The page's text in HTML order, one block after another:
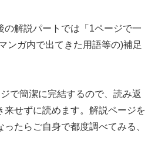
の解説パートでは「1ページで一
ンガ内で出てきた用語等の)補足
で簡潔に完結するので、読み返
来せずに読めます。解説ページを
たらご自身で都度調べてみる、